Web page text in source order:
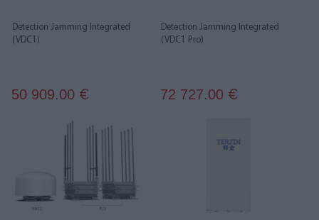
Detection Jamming Integrated
(VDC1)
50 909.00 €
Detection Jamming Integrated
(VDC1 Pro)
72 727.00 €